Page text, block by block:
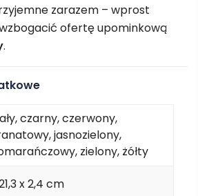
zarazem – wprost
ofertę upominkową
.
czarny, czerwony,
jasnozielony,
zielony, żółty
x 2,4 cm